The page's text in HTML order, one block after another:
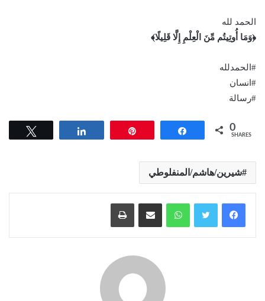
الحمد لله
﴿وَمَا أُوتِيتُم مِّنَ الْعِلْمِ إِلَّا قَلِيلًا﴾
#الحمدلله
#انسان
#رسالة
Share 0
SHARES
شيرين/هاشم/المنفلوطي
واتساب مشاركة عبر البريد طباعة